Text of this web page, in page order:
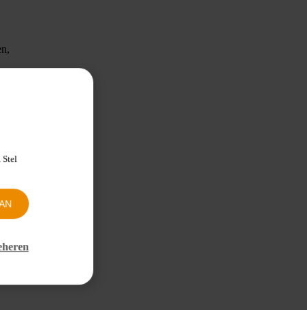
Stel
van